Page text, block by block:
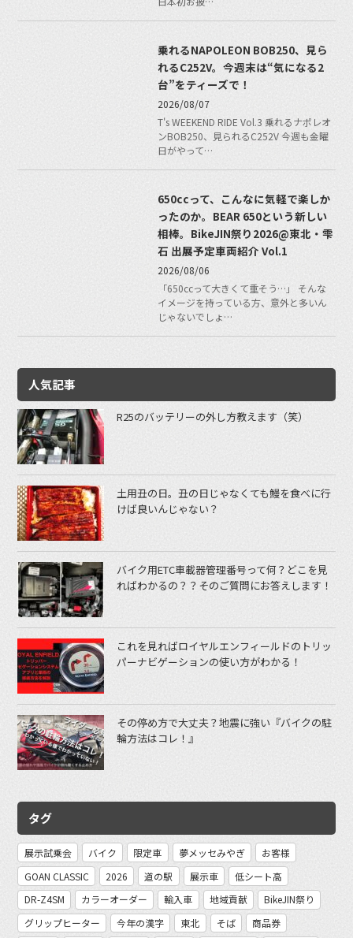
乗れるNAPOLEON BOB250、見ら
れるC252V。今週末は“気になる2
台”をティーズで！
2026/08/07
T's WEEKEND RIDE Vol.3 乗れるナポレオ
ンBOB250、見られるC252V 今週も金曜
日がやって…
650ccって、こんなに気軽で楽しか
ったのか。BEAR 650という新しい
相棒。BikeJIN祭り2026@東北・雫
石 出展予定車両紹介 Vol.1
2026/08/06
「650ccって大きくて重そう…」 そんな
イメージを持っている方、意外と多いん
じゃないでしょ…
人気記事
R25のバッテリーの外し方教えます（笑）
土用丑の日。丑の日じゃなくても鰻を食べに行
けば良いんじゃない？
バイク用ETC車載器管理番号って何？どこを見
ればわかるの？？そのご質問にお答えします！
これを見ればロイヤルエンフィールドのトリッ
パーナビゲーションの使い方がわかる！
その停め方で大丈夫？地震に強い『バイクの駐
輪方法はコレ！』
タグ
展示試乗会 バイク 限定車 夢メッセみやぎ
お客様
GOAN CLASSIC
2026 道の駅 展示車
低シート高
DR-Z4SM
カラーオーダー 輸入車 地域貢献
BikeJIN祭り
グリップヒーター
今年の漢字 東北 そば
商品券